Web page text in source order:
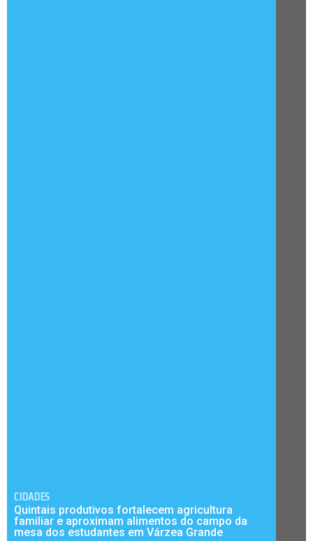
CIDADES
Quintais produtivos fortalecem agricultura
familiar e aproximam alimentos do campo da
mesa dos estudantes em Várzea Grande